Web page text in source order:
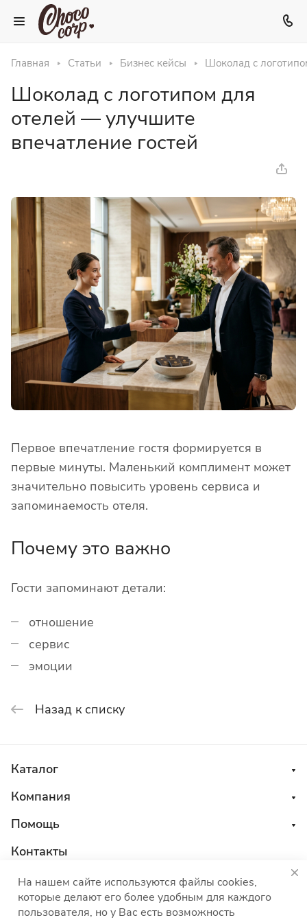
Главная Статьи Бизнес кейсы Шоколад с
Шоколад с логотипом для
отелей — улучшите
впечатление гостей
Первое впечатление гостя формируется в
первые минуты. Маленький комплимент может
значительно повысить уровень сервиса и
запоминаемость отеля.
Почему это важно
Гости запоминают детали:
отношение
сервис
эмоции
Назад к списку
Каталог
Компания
Помощь
Контакты
8 800 555 45 04
sales@choco-corp.com
На нашем сайте используются файлы cookies,
которые делают его более удобным для каждого
пользователя, но у Вас есть возможность